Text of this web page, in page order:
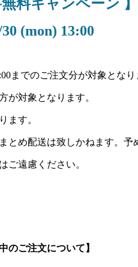
料キャンペーン 】
(mon) 13:00
までのご注文分が対象となり
が対象となります。
ます。
め配送は致しかねます。予
ご遠慮ください。
のご注文について】